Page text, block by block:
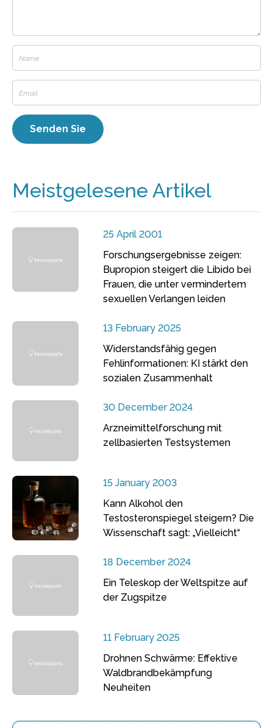
Meistgelesene Artikel
25 April 2001
Forschungsergebnisse zeigen:
Bupropion steigert die Libido bei
Frauen, die unter vermindertem
sexuellen Verlangen leiden
13 February 2025
Widerstandsfähig gegen
Fehlinformationen: KI stärkt den
sozialen Zusammenhalt
30 December 2024
Arzneimittelforschung mit
zellbasierten Testsystemen
15 January 2003
Kann Alkohol den
Testosteronspiegel steigern? Die
Wissenschaft sagt: „Vielleicht“
18 December 2024
Ein Teleskop der Weltspitze auf
der Zugspitze
11 February 2025
Drohnen Schwärme: Effektive
Waldbrandbekämpfung
Neuheiten